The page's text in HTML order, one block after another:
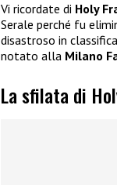
Vi ricordate di Holy
Serale perché fu
disastroso in
notato alla Milano
La sfilata di